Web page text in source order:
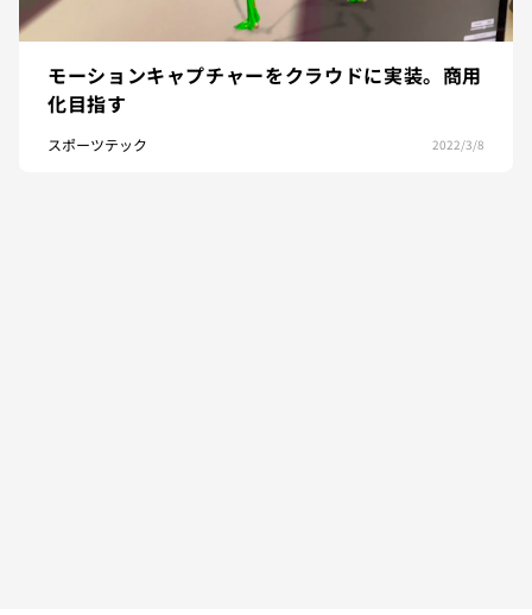
モーションキャプチャーをクラウドに実装。商用
化目指す
スポーツテック 2022/3/8